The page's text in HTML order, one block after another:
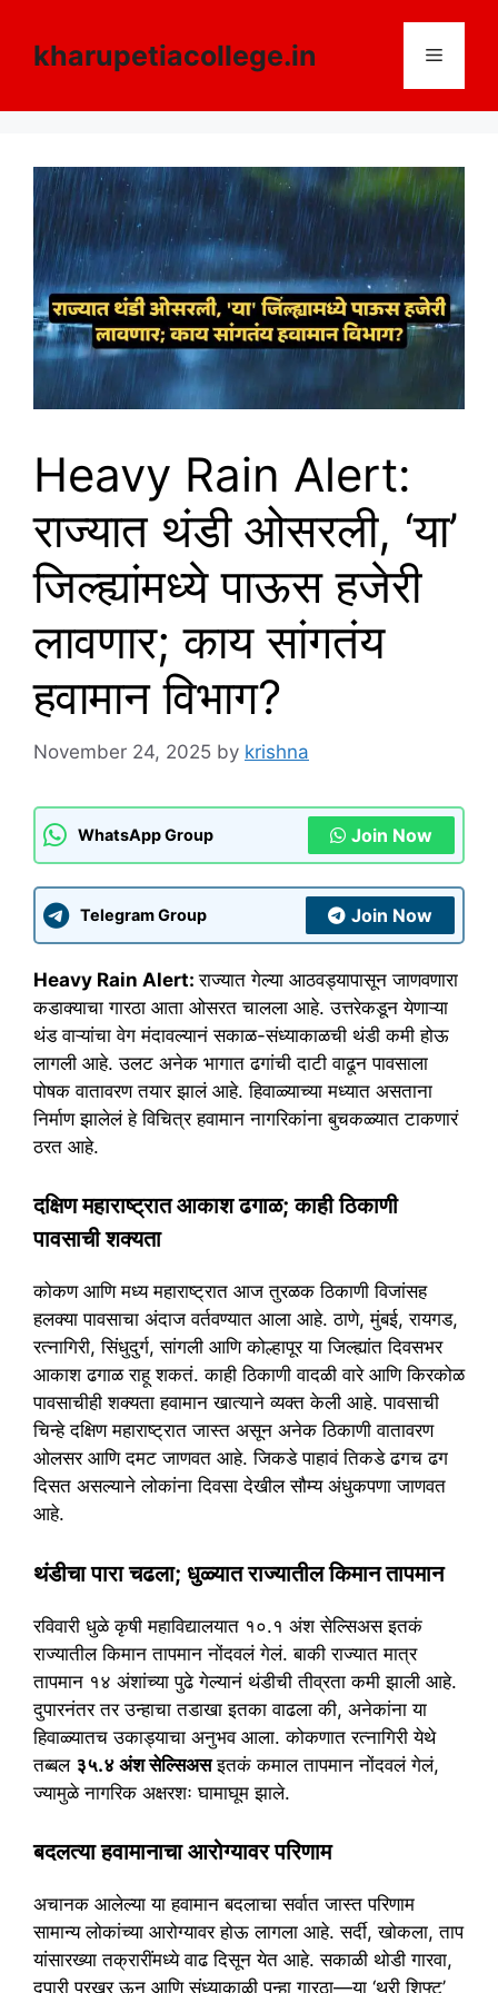
contentkharupetiacollege.in Menu
Heavy Rain Alert:
राज्यात थंडी ओसरली, ‘या’
जिल्ह्यांमध्ये पाऊस हजेरी
लावणार; काय सांगतंय
हवामान विभाग?
November 24, 2025 by krishna
WhatsApp Group Join Now
Telegram Group Join Now
Heavy Rain Alert:राज्यात गेल्या आठवड्यापासून जाणवणारा
कडाक्याचा गारठा आता ओसरत चालला आहे. उत्तरेकडून येणाऱ्या
थंड वाऱ्यांचा वेग मंदावल्यानं सकाळ-संध्याकाळची थंडी कमी होऊ
लागली आहे. उलट अनेक भागात ढगांची दाटी वाढून पावसाला
पोषक वातावरण तयार झालं आहे. हिवाळ्याच्या मध्यात असताना
निर्माण झालेलं हे विचित्र हवामान नागरिकांना बुचकळ्यात टाकणारं
ठरत आहे.
दक्षिण महाराष्ट्रात आकाश ढगाळ; काही ठिकाणी
पावसाची शक्यता
कोकण आणि मध्य महाराष्ट्रात आज तुरळक ठिकाणी विजांसह
हलक्या पावसाचा अंदाज वर्तवण्यात आला आहे. ठाणे, मुंबई, रायगड,
रत्नागिरी, सिंधुदुर्ग, सांगली आणि कोल्हापूर या जिल्ह्यांत दिवसभर
आकाश ढगाळ राहू शकतं. काही ठिकाणी वादळी वारे आणि किरकोळ
पावसाचीही शक्यता हवामान खात्याने व्यक्त केली आहे. पावसाची
चिन्हे दक्षिण महाराष्ट्रात जास्त असून अनेक ठिकाणी वातावरण
ओलसर आणि दमट जाणवत आहे. जिकडे पाहावं तिकडे ढगच ढग
दिसत असल्याने लोकांना दिवसा देखील सौम्य अंधुकपणा जाणवत
आहे.
थंडीचा पारा चढला; धुळ्यात राज्यातील किमान तापमान
रविवारी धुळे कृषी महाविद्यालयात १०.१ अंश सेल्सिअस इतकं
राज्यातील किमान तापमान नोंदवलं गेलं. बाकी राज्यात मात्र
तापमान १४ अंशांच्या पुढे गेल्यानं थंडीची तीव्रता कमी झाली आहे.
दुपारनंतर तर उन्हाचा तडाखा इतका वाढला की, अनेकांना या
हिवाळ्यातच उकाड्याचा अनुभव आला. कोकणात रत्नागिरी येथे
तब्बल ३५.४ अंश सेल्सिअसइतकं कमाल तापमान नोंदवलं गेलं,
ज्यामुळे नागरिक अक्षरशः घामाघूम झाले.
बदलत्या हवामानाचा आरोग्यावर परिणाम
अचानक आलेल्या या हवामान बदलाचा सर्वात जास्त परिणाम
सामान्य लोकांच्या आरोग्यावर होऊ लागला आहे. सर्दी, खोकला, ताप
यांसारख्या तक्रारींमध्ये वाढ दिसून येत आहे. सकाळी थोडी गारवा,
दुपारी प्रखर ऊन आणि संध्याकाळी पुन्हा गारठा—या ‘थ्री शिफ्ट’